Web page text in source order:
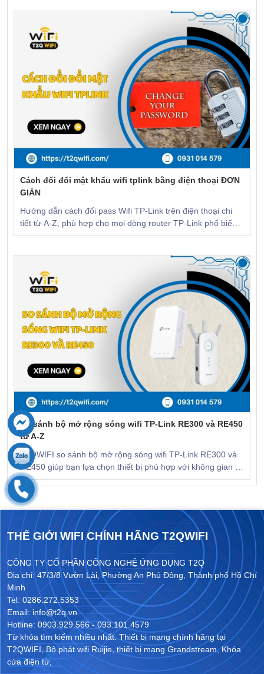
Cách đổi đổi mật khẩu wifi tplink bằng điện thoại ĐƠN
GIẢN
Hướng dẫn cách đổi pass Wifi TP-Link trên điện thoại chi
tiết từ A-Z, phù hợp cho mọi dòng router TP-Link phổ biến
hiện nay. CLICK để xem!
So sánh bộ mở rộng sóng wifi TP-Link RE300 và RE450
từ A-Z
T2QWIFI so sánh bộ mở rộng sóng wifi TP-Link RE300 và
RE450 giúp bạn lựa chọn thiết bị phù hợp với không gian và
ngân sách. KHÁM PHÁ NGAY!
THẾ GIỚI WIFI CHÍNH HÃNG T2QWIFI
CÔNG TY CỔ PHẦN CÔNG NGHỆ ỨNG DỤNG T2Q
Địa chỉ: 47/3/8 Vườn Lài, Phường An Phú Đông, Thành phố Hồ Chí
Minh
Tel: 0286.272.5353
Email: info@t2q.vn
Hotline: 0903.929.566 - 093.101.4579
Từ khóa tìm kiếm nhiều nhất:Thiết bị mạng chính hãng tại
T2QWIFI,Bộ phát wifi Ruijie,thiết bị mạng Grandstream,Khóa
cửa điện từ,